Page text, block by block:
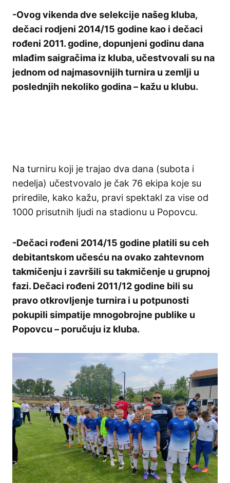
-Ovog vikenda dve selekcije našeg kluba,
dečaci rodjeni 2014/15 godine kao i dečaci
rođeni 2011. godine, dopunjeni godinu dana
mlađim saigračima iz kluba, učestvovali su na
jednom od najmasovnijih turnira u zemlji u
poslednjih nekoliko godina – kažu u klubu.
Na turniru koji je trajao dva dana (subota i
nedelja) učestvovalo je čak 76 ekipa koje su
priredile, kako kažu, pravi spektakl za vise od
1000 prisutnih ljudi na stadionu u Popovcu.
-Dečaci rođeni 2014/15 godine platili su ceh
debitantskom učesću na ovako zahtevnom
takmičenju i završili su takmičenje u grupnoj
fazi. Dečaci rođeni 2011/12 godine bili su
pravo otkrovljenje turnira i u potpunosti
pokupili simpatije mnogobrojne publike u
Popovcu – poručuju iz kluba.